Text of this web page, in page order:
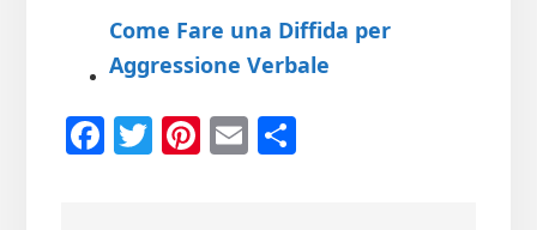
Come Fare una Diffida per
Aggressione Verbale
Fa
T
Pi
E